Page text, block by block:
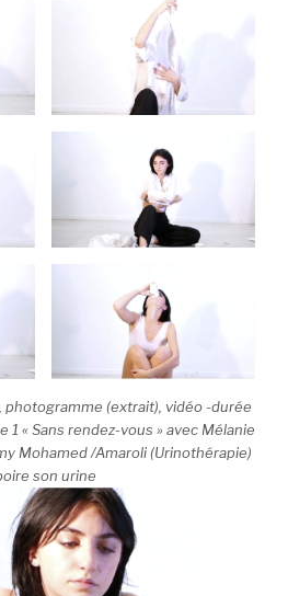
photogramme (extrait), vidéo -durée
1 « Sans rendez-vous » avec Mélanie
Mohamed /Amaroli (Urinothérapie)
son urine